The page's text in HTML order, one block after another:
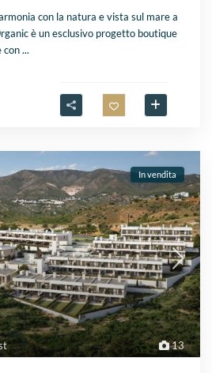
con la natura e vista sul mare a
è un esclusivo progetto boutique
con...
13
In vendita